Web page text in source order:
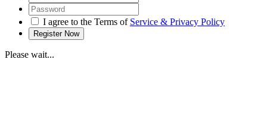
I agree to the Terms of Service & Privacy Policy
Please wait...